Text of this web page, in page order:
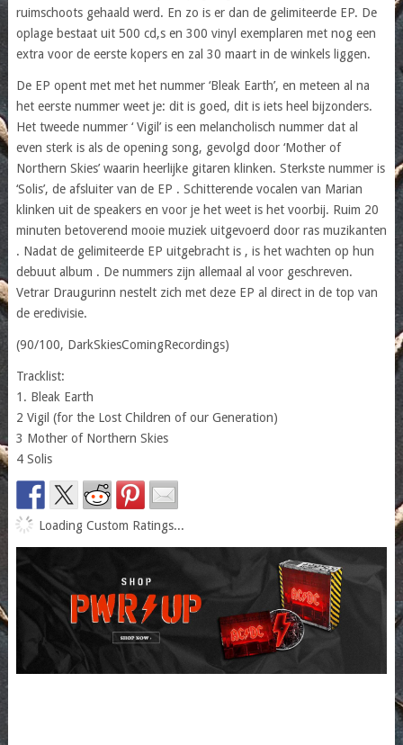
ruimschoots gehaald werd. En zo is er dan de gelimiteerde EP. De
oplage bestaat uit 500 cd,s en 300 vinyl exemplaren met nog een
extra voor de eerste kopers en zal 30 maart in de winkels liggen.
De EP opent met met het nummer ‘Bleak Earth’, en meteen al na
het eerste nummer weet je: dit is goed, dit is iets heel bijzonders.
Het tweede nummer ‘ Vigil’ is een melancholisch nummer dat al
even sterk is als de opening song, gevolgd door ‘Mother of
Northern Skies’ waarin heerlijke gitaren klinken. Sterkste nummer is
‘Solis’, de afsluiter van de EP . Schitterende vocalen van Marian
klinken uit de speakers en voor je het weet is het voorbij. Ruim 20
minuten betoverend mooie muziek uitgevoerd door ras muzikanten
. Nadat de gelimiteerde EP uitgebracht is , is het wachten op hun
debuut album . De nummers zijn allemaal al voor geschreven.
Vetrar Draugurinn nestelt zich met deze EP al direct in de top van
de eredivisie.
(90/100, DarkSkiesComingRecordings)
Tracklist:
1. Bleak Earth
2 Vigil (for the Lost Children of our Generation)
3 Mother of Northern Skies
4 Solis
Loading Custom Ratings...